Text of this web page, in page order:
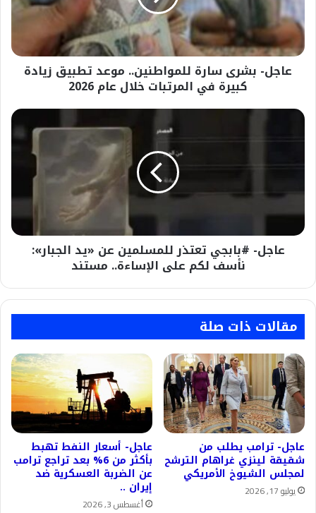
تطبيق
زيادة
كبيرة
في
المرتبات
2026
عاجل- بشرى سارة للمواطنين.. موعد تطبيق زيادة
كبيرة في المرتبات خلال عام 2026
عاجل-
نأسف
لكم
عاجل- #بابجي تعتذر للمسلمين عن «يد الجبار»:
نأسف لكم على الإساءة.. مستند
مقالات ذات صلة
عاجل- ترامب يطلب من
شقيقة لينزي غراهام الترشح
لمجلس الشيوخ الأمريكي
يوليو 17, 2026
عاجل- أسعار النفط تهبط
بأكثر من 6% بعد تراجع ترامب
عن الضربة العسكرية ضد
إيران ..
أغسطس 3, 2026